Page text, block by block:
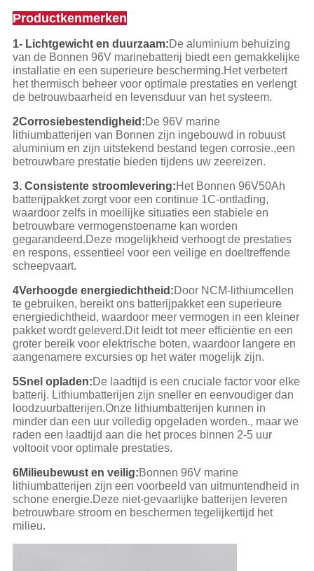
Productkenmerken
1- Lichtgewicht en duurzaam:De aluminium behuizing
van de Bonnen 96V marinebatterij biedt een gemakkelijke
installatie en een superieure bescherming.Het verbetert
het thermisch beheer voor optimale prestaties en verlengt
de betrouwbaarheid en levensduur van het systeem.
2Corrosiebestendigheid:De 96V marine
lithiumbatterijen van Bonnen zijn ingebouwd in robuust
aluminium en zijn uitstekend bestand tegen corrosie.,een
betrouwbare prestatie bieden tijdens uw zeereizen.
3. Consistente stroomlevering:Het Bonnen 96V50Ah
batterijpakket zorgt voor een continue 1C-ontlading,
waardoor zelfs in moeilijke situaties een stabiele en
betrouwbare vermogenstoename kan worden
gegarandeerd.Deze mogelijkheid verhoogt de prestaties
en respons, essentieel voor een veilige en doeltreffende
scheepvaart.
4Verhoogde energiedichtheid:Door NCM-lithiumcellen
te gebruiken, bereikt ons batterijpakket een superieure
energiedichtheid, waardoor meer vermogen in een kleiner
pakket wordt geleverd.Dit leidt tot meer efficiëntie en een
groter bereik voor elektrische boten, waardoor langere en
aangenamere excursies op het water mogelijk zijn.
5Snel opladen:De laadtijd is een cruciale factor voor elke
batterij. Lithiumbatterijen zijn sneller en eenvoudiger dan
loodzuurbatterijen.Onze lithiumbatterijen kunnen in
minder dan een uur volledig opgeladen worden., maar we
raden een laadtijd aan die het proces binnen 2-5 uur
voltooit voor optimale prestaties.
6Milieubewust en veilig:Bonnen 96V marine
lithiumbatterijen zijn een voorbeeld van uitmuntendheid in
schone energie.Deze niet-gevaarlijke batterijen leveren
betrouwbare stroom en beschermen tegelijkertijd het
milieu.